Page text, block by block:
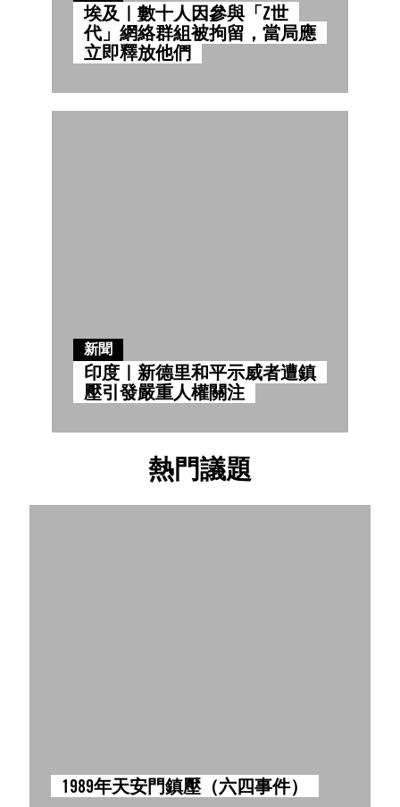
埃及｜數十人因參與「Z世
代」網絡群組被拘留，當局應
立即釋放他們
新聞
印度｜新德里和平示威者遭鎮
壓引發嚴重人權關注
熱門議題
1989年天安門鎮壓（六四事件）